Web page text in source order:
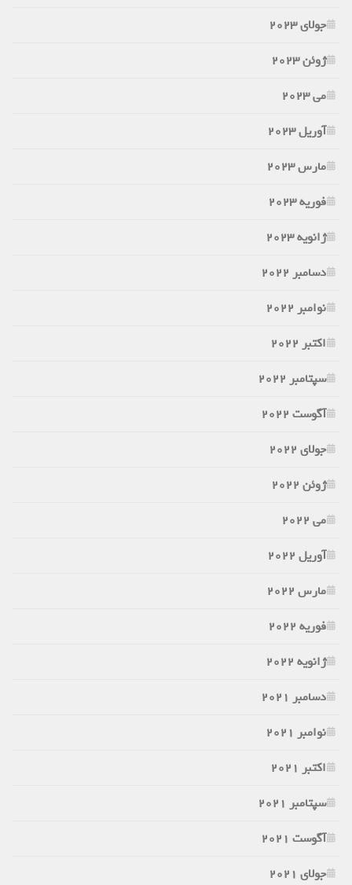
جولای 2023
ژوئن 2023
می 2023
آوریل 2023
مارس 2023
فوریه 2023
ژانویه 2023
دسامبر 2022
نوامبر 2022
اکتبر 2022
سپتامبر 2022
آگوست 2022
جولای 2022
ژوئن 2022
می 2022
آوریل 2022
مارس 2022
فوریه 2022
ژانویه 2022
دسامبر 2021
نوامبر 2021
اکتبر 2021
سپتامبر 2021
آگوست 2021
جولای 2021